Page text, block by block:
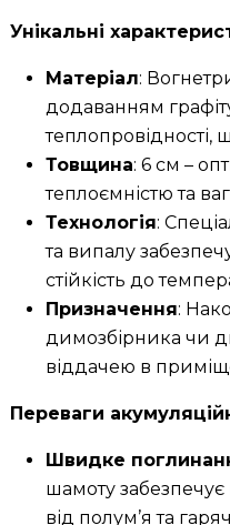
Унікальні
Матеріал:
додаванням
теплопровідності,
Товщина: 6 см –
теплоємністю та
Технологія:
та випалу
стійкість до
Призначення:
димозбірника чи
віддачею в
Переваги
Швидке
шамоту
від полум’я та